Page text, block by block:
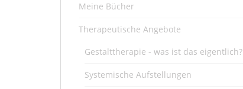
Meine Bücher
Therapeutische Angebote
Gestalttherapie - was ist das eigentlich?
Systemische Aufstellungen